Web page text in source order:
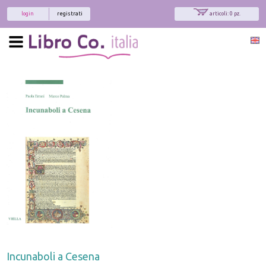
articoli: 0 pz.
registrati
login
Incunaboli a Cesena